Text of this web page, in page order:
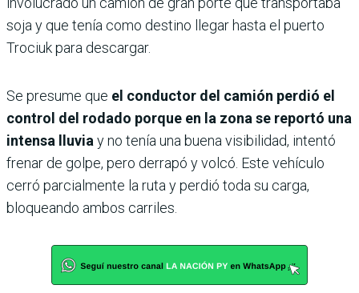
soja y que tenía como destino llegar hasta el puerto
Trociuk para descargar.
Se presume que el conductor del camión perdió el
control del rodado porque en la zona se reportó una
intensa lluvia y no tenía una buena visibilidad, intentó
frenar de golpe, pero derrapó y volcó. Este vehículo
cerró parcialmente la ruta y perdió toda su carga,
bloqueando ambos carriles.